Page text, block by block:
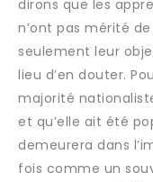
dirons que les
n’ont pas mérité
seulement leur
lieu d’en douter.
majorité
et qu’elle ait été
demeurera dans
fois comme un